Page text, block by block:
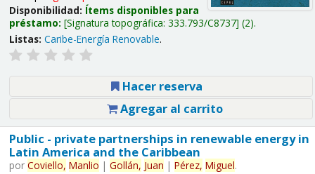
Disponibilidad: Ítems disponibles para
préstamo: Signatura topográfica: 333.793/C8737 (2).
Listas: Caribe-Energía Renovable.
Hacer reserva
Agregar al carrito
Public - private partnerships in renewable energy in
Latin America and the Caribbean
por Coviello, Manlio | Gollán, Juan | Pérez, Miguel.